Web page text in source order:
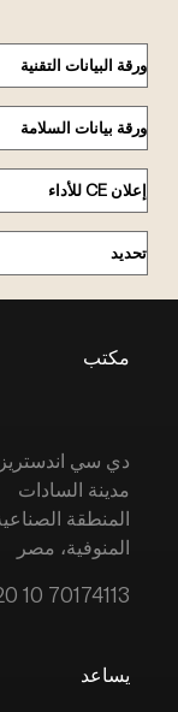
ورقة البيانات التقنية
ورقة بيانات السلامة
إعلان CE للأداء
تحديد
مكتب
دي سي اندستريز
مدينة السادات
المنطقة
المنوفية، مصر
10 70174113
يساعد